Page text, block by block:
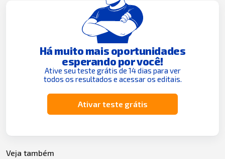
Há muito mais oportunidades
esperando por você!
Ative seu teste grátis de 14 dias para ver
todos os resultados e acessar os editais.
Ativar teste grátis
Veja também